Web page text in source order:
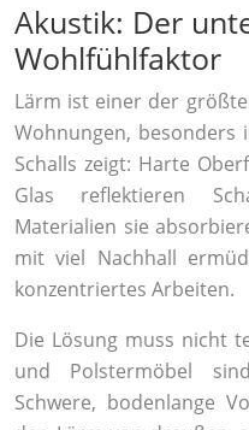
Akustik: Der
Wohlfühlfaktor
Lärm ist einer der
Wohnungen, besonders
Schalls zeigt: Harte
Glas reflektieren
Materialien sie
mit viel Nachhall
konzentriertes Arbeiten.
Die Lösung muss nicht
und Polstermöbel
Schwere, bodenlange